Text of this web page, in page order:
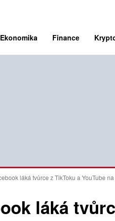
Ekonomika Finance
láká tvůrce z TikToku a YouTube
láká